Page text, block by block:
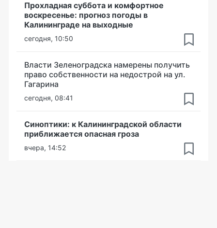
Прохладная суббота и комфортное
воскресенье: прогноз погоды в
Калининграде на выходные
сегодня, 10:50
Власти Зеленоградска намерены получить
право собственности на недострой на ул.
Гагарина
сегодня, 08:41
Синоптики: к Калининградской области
приближается опасная гроза
вчера, 14:52